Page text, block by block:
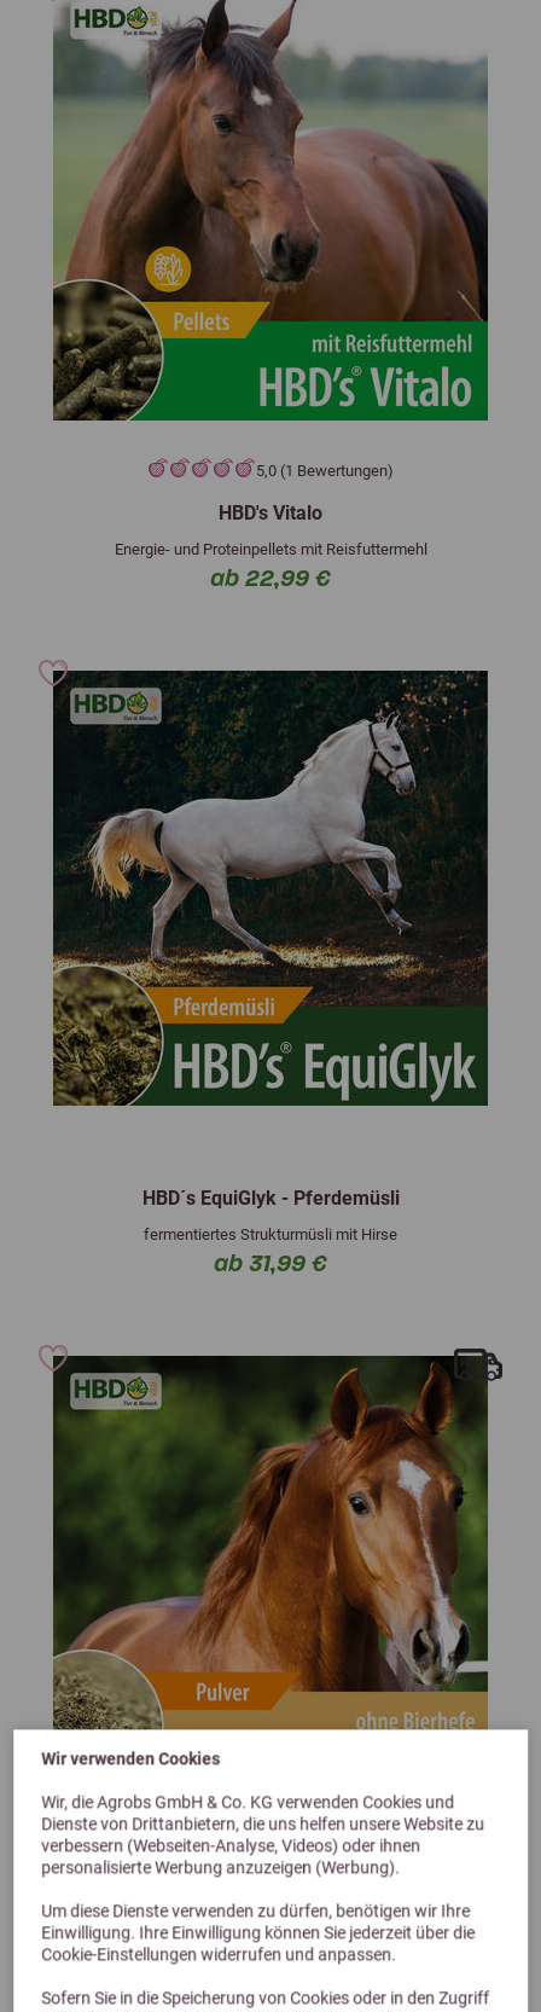
Wir verwenden Cookies
Wir, die Agrobs GmbH & Co. KG verwenden Cookies und
Dienste von Drittanbietern, die uns helfen unsere Website zu
verbessern (Webseiten-Analyse, Videos) oder ihnen
personalisierte Werbung anzuzeigen (Werbung).
Um diese Dienste verwenden zu dürfen, benötigen wir Ihre
Einwilligung. Ihre Einwilligung können Sie jederzeit über die
Cookie-Einstellungen widerrufen und anpassen.
Sofern Sie in die Speicherung von Cookies oder in den Zugriff
5,0 (1 Bewertungen)
HBD's Vitalo
Energie- und Proteinpellets mit Reisfuttermehl
ab 22,99 €
HBD´s EquiGlyk - Pferdemüsli
fermentiertes Strukturmüsli mit Hirse
ab 31,99 €
HBD's DigestoVit ohne Bierhefe
Spezialmischung ohne Getreide und Kräuter
ab 106,99 €